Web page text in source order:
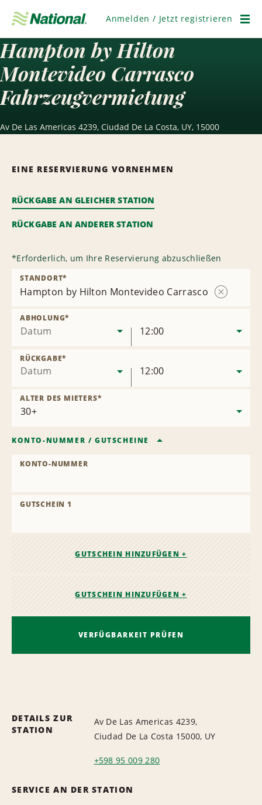
überspringen
Anmelden / Jetzt registrieren
Hampton by Hilton
Montevideo Carrasco
Fahrzeugvermietung
Av De Las Americas 4239, Ciudad De La Costa, UY, 15000
EINE RESERVIERUNG VORNEHMEN
RÜCKGABE AN GLEICHER STATION
RÜCKGABE AN ANDERER STATION
*Erforderlich, um Ihre Reservierung abzuschließen
Hampton by Hilton Montevideo Carrasco
STANDORT*
Datum
ABHOLUNG*
12:00
Datum
RÜCKGABE*
12:00
ALTER DES MIETERS*
KONTO-NUMMER / GUTSCHEINE
KONTO-NUMMER
GUTSCHEIN 1
GUTSCHEIN HINZUFÜGEN +
GUTSCHEIN HINZUFÜGEN +
VERFÜGBARKEIT PRÜFEN
DETAILS ZUR
STATION
Av De Las Americas 4239,
Ciudad De La Costa 15000, UY
+598 95 009 280
SERVICE AN DER STATION